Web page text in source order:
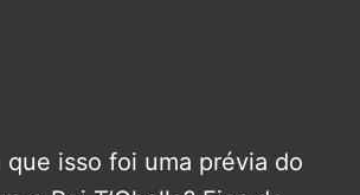
que isso foi uma prévia do